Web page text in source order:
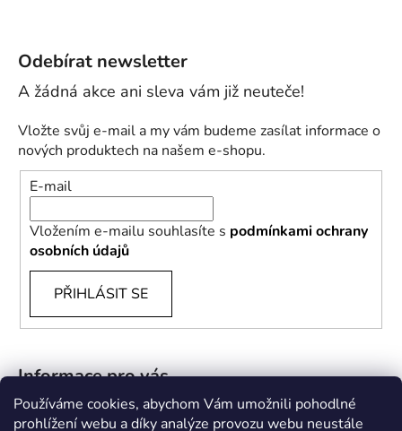
Používáme cookies, abychom Vám umožnili pohodlné
prohlížení webu a díky analýze provozu webu neustále
Odebírat newsletter
Vložte svůj e-mail a my vám budeme zasílat informace o
nových produktech na našem e-shopu.
E-mail
Vložením e-mailu souhlasíte s podmínkami ochrany
osobních údajů
PŘIHLÁSIT SE
Informace pro vás
B2B